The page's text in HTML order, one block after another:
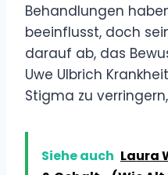
Behandlungen
beeinflusst, doch
darauf ab, das
Uwe Ulbrich
Stigma zu
Siehe auch Laura